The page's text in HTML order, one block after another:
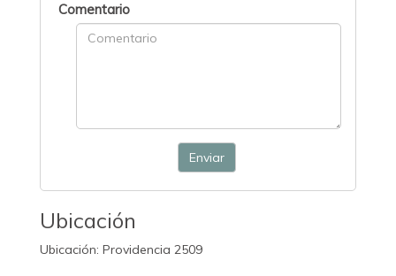
Comentario
Enviar
Ubicación
Ubicación: Providencia 2509